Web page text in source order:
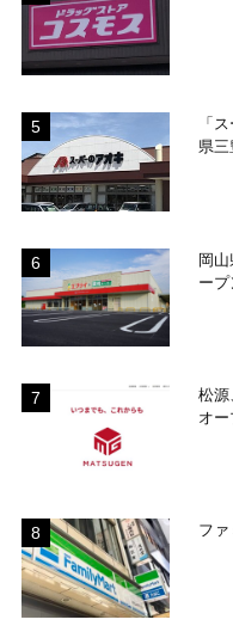
「
県
岡
ープ
松源
オー
フ